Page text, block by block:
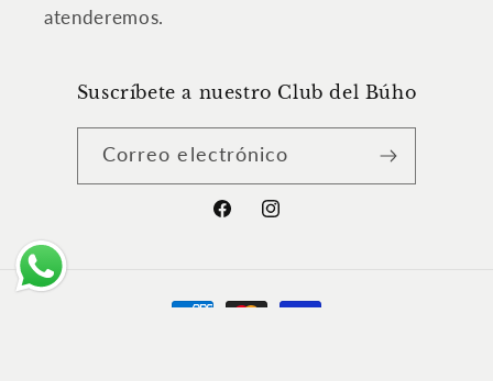
atenderemos.
Suscríbete a nuestro Club del Búho
Correo electrónico
FacebookInstagram
Formas